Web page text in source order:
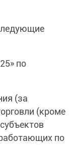
по
(за
(кроме
по